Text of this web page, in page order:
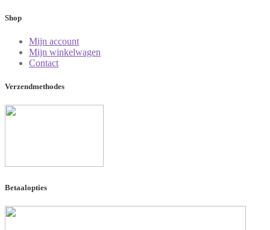
Shop
Mijn account
Mijn winkelwagen
Contact
Verzendmethodes
Betaalopties